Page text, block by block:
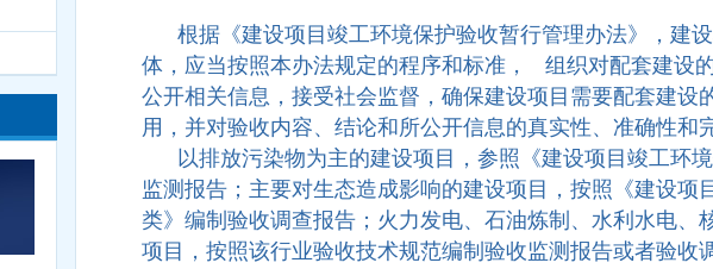
根据《建设项目竣工环境保护验收暂行管理办法》，建
体，应当按照本办法规定的程序和标准， 组织对配套建设
公开相关信息，接受社会监督，确保建设项目需要配套建设
用，并对验收内容、结论和所公开信息的真实性、准确性和
以排放污染物为主的建设项目，参照《建设项目竣工环
监测报告；主要对生态造成影响的建设项目，按照《建设
类》编制验收调查报告；火力发电、石油炼制、水利水电、
项目，按照该行业验收技术规范编制验收监测报告或者验收